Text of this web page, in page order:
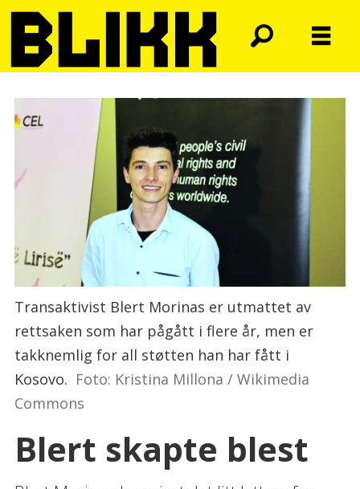
Transaktivist Blert Morinas er utmattet av
rettsaken som har pågått i flere år, men er
takknemlig for all støtten han har fått i
Kosovo. Foto: Kristina Millona / Wikimedia
Commons
Blert skapte blest